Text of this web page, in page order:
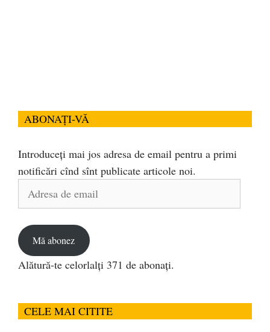
ABONAȚI-VĂ
Introduceți mai jos adresa de email pentru a primi
notificări cînd sînt publicate articole noi.
Adresa
Mă abonez
Alătură-te celorlalți 371 de abonați.
CELE MAI CITITE